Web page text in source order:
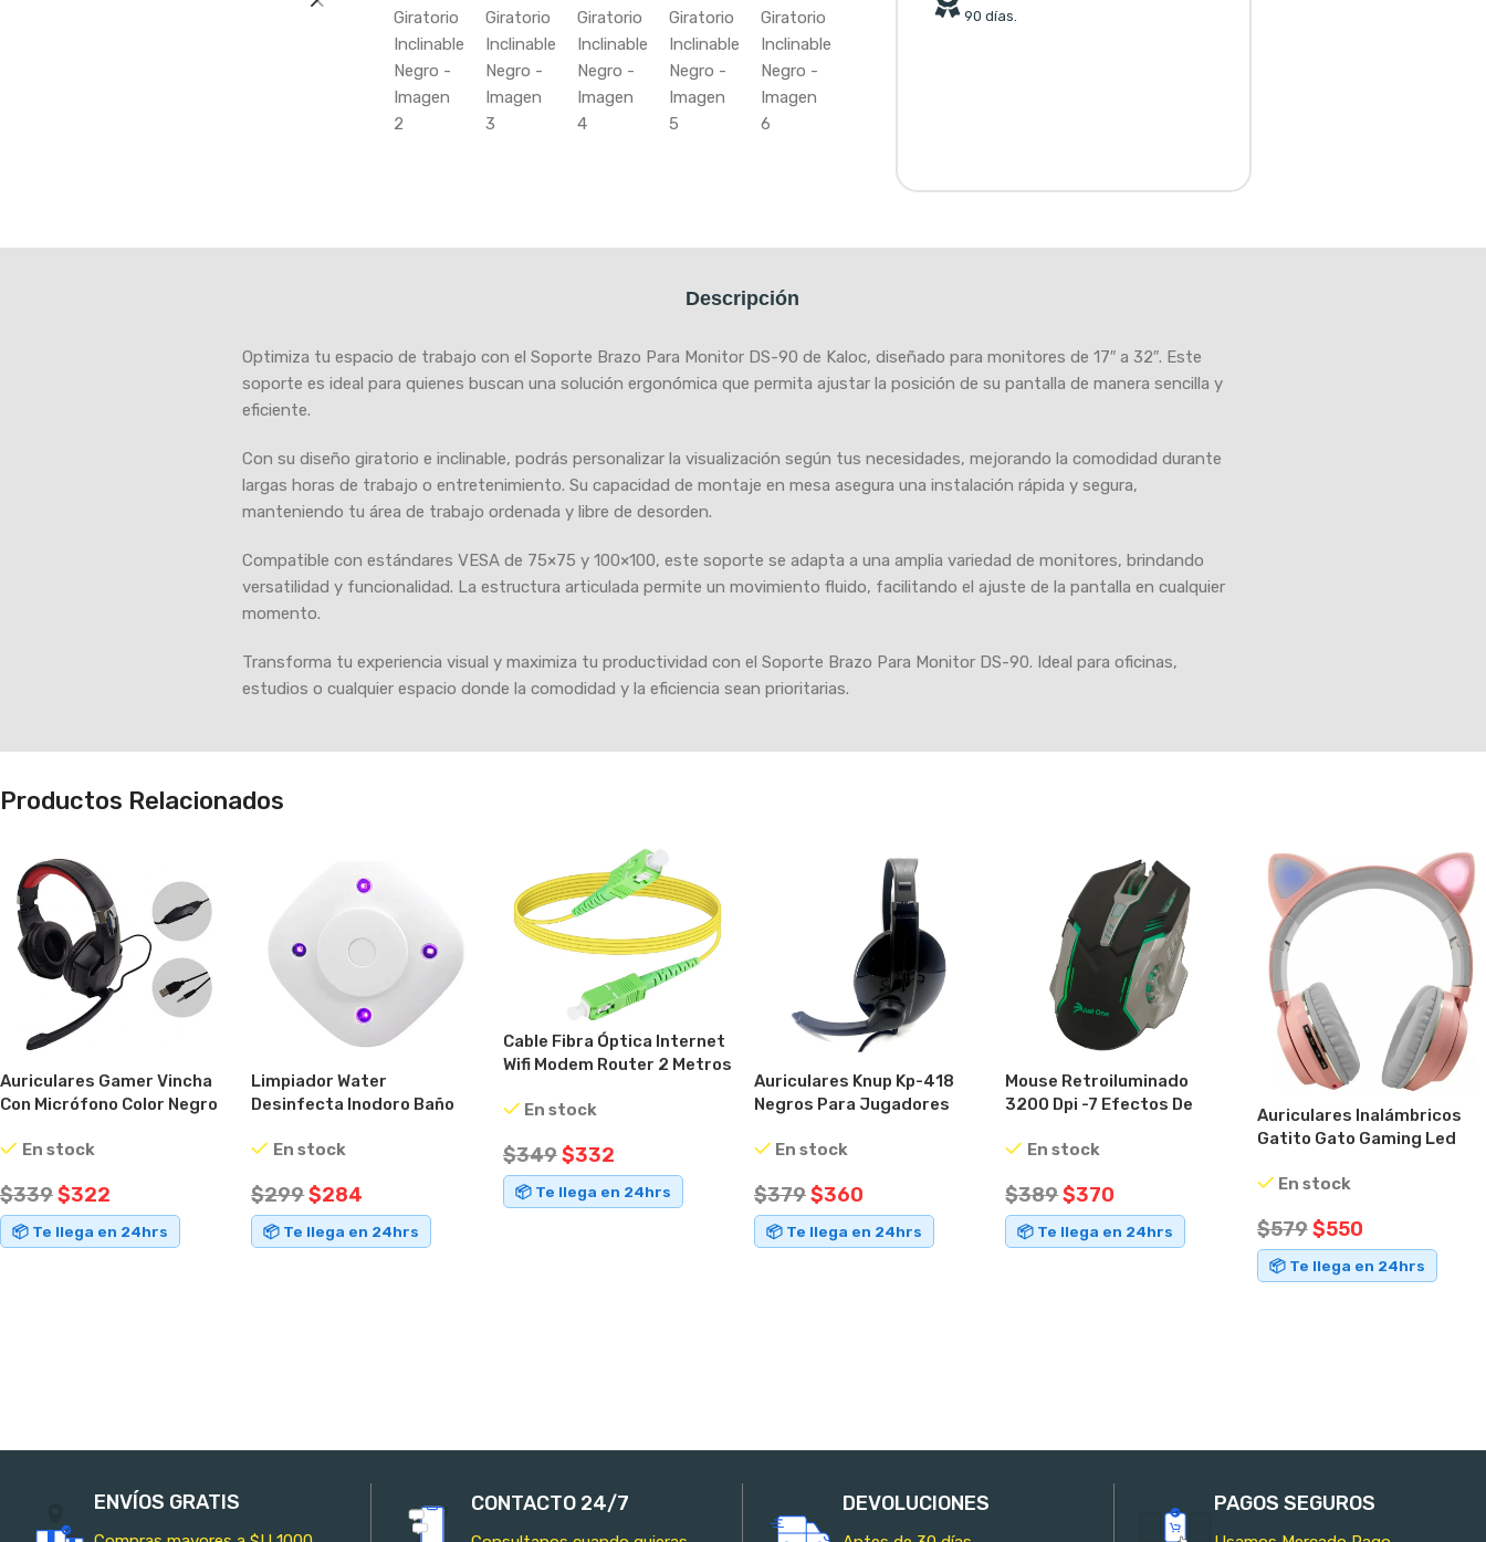
90 días.
Descripción
Optimiza tu espacio de trabajo con el Soporte Brazo Para Monitor DS-90 de Kaloc, diseñado para monitores de 17″ a 32″. Este
soporte es ideal para quienes buscan una solución ergonómica que permita ajustar la posición de su pantalla de manera sencilla y
eficiente.
Con su diseño giratorio e inclinable, podrás personalizar la visualización según tus necesidades, mejorando la comodidad durante
largas horas de trabajo o entretenimiento. Su capacidad de montaje en mesa asegura una instalación rápida y segura,
manteniendo tu área de trabajo ordenada y libre de desorden.
Compatible con estándares VESA de 75×75 y 100×100, este soporte se adapta a una amplia variedad de monitores, brindando
versatilidad y funcionalidad. La estructura articulada permite un movimiento fluido, facilitando el ajuste de la pantalla en cualquier
momento.
Transforma tu experiencia visual y maximiza tu productividad con el Soporte Brazo Para Monitor DS-90. Ideal para oficinas,
estudios o cualquier espacio donde la comodidad y la eficiencia sean prioritarias.
Productos Relacionados
Auriculares Gamer Vincha
Con Micrófono Color Negro
En stock
$339$322
📦 Te llega en 24hrs
Limpiador Water
Desinfecta Inodoro Baño
En stock
$299$284
📦 Te llega en 24hrs
Cable Fibra Óptica Internet
Wifi Modem Router 2 Metros
En stock
$349$332
📦 Te llega en 24hrs
Auriculares Knup Kp-418
Negros Para Jugadores
En stock
$379$360
📦 Te llega en 24hrs
Mouse Retroiluminado
3200 Dpi -7 Efectos De
En stock
$389$370
📦 Te llega en 24hrs
Auriculares Inalámbricos
Gatito Gato Gaming Led
En stock
$579$550
📦 Te llega en 24hrs
ENVÍOS GRATIS CONTACTO 24/7 DEVOLUCIONES PAGOS SEGUROS